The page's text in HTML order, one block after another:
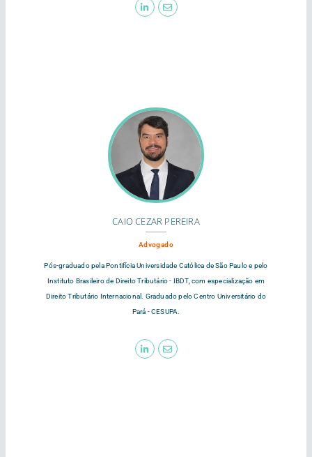
CAIO CEZAR PEREIRA
Advogado
Pós-graduado pela Pontifícia Universidade Católica de São Paulo e pelo
Instituto Brasileiro de Direito Tributário - IBDT, com especialização em
Direito Tributário Internacional. Graduado pelo Centro Universitário do
Pará - CESUPA.